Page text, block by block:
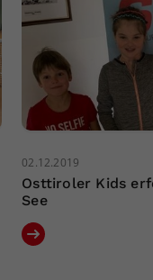
02.12.2019
Osttiroler Kids
See